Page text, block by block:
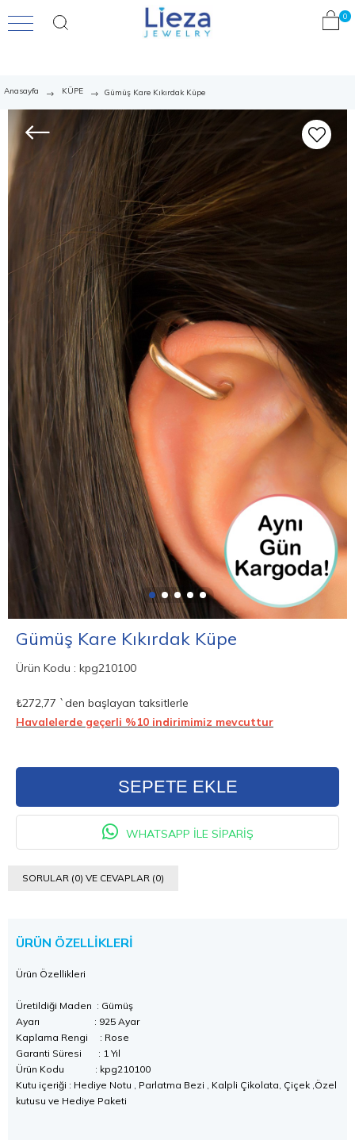
0
Anasayfa KÜPE Gümüş Kare Kıkırdak Küpe
Gümüş Kare Kıkırdak Küpe
Ürün Kodu kpg210100
₺272,77 `den başlayan taksitlerle
Havalelerde geçerli %10 indirimimiz mevcuttur
WHATSAPP İLE SİPARİŞ
SORULAR (0) VE CEVAPLAR (0)
ÜRÜN ÖZELLIKLERI
Ürün Özellikleri
Üretildiği Maden : Gümüş
Ayarı : 925 Ayar
Kaplama Rengi : Rose
Garanti Süresi : 1 Yıl
Ürün Kodu : kpg210100
Kutu içeriği : Hediye Notu , Parlatma Bezi , Kalpli Çikolata, Çiçek ,Özel
kutusu ve Hediye Paketi